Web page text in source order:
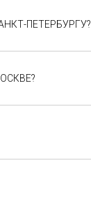
ПЕТЕРБУРГУ?